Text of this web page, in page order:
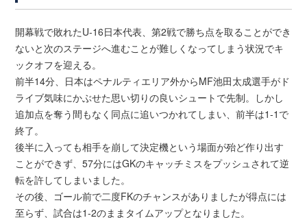
開幕戦で敗れたU-16日本代表、第2戦で勝ち点を取ることができ
ないと次のステージへ進むことが難しくなってしまう状況でキ
ックオフを迎える。
前半14分、日本はペナルティエリア外からMF池田太成選手がド
ライブ気味にかぶせた思い切りの良いシュートで先制。しかし
追加点を奪う間もなく同点に追いつかれてしまい、前半は1-1で
終了。
後半に入っても相手を崩して決定機という場面が殆ど作り出す
ことができず、57分にはGKのキャッチミスをプッシュされて逆
転を許してしまいました。
その後、ゴール前で二度FKのチャンスがありましたが得点には
至らず、試合は1-2のままタイムアップとなりました。